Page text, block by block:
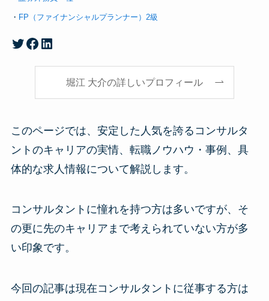
・ FP（ファイナンシャルプランナー）2級
堀江大介のTwitterアカウントFacebook
LinkedIn
堀江 大介の詳しいプロフィール
このページでは、安定した人気を誇るコンサルタ
ントのキャリアの実情、転職ノウハウ・事例、具
体的な求人情報について解説します。
コンサルタントに憧れを持つ方は多いですが、そ
の更に先のキャリアまで考えられていない方が多
い印象です。
今回の記事は現在コンサルタントに従事する方は